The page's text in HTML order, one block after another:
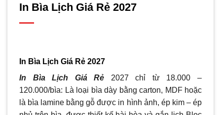
In Bìa Lịch Giá Rẻ 2027
In Bìa Lịch Giá Rẻ 2027
In Bìa Lịch Giá Rẻ 2027 chỉ từ 18.000 –
120.000/bìa: Là loại bìa dày bằng carton, MDF hoặc
là bìa lamine bằng gỗ được in hình ảnh, ép kim – ép